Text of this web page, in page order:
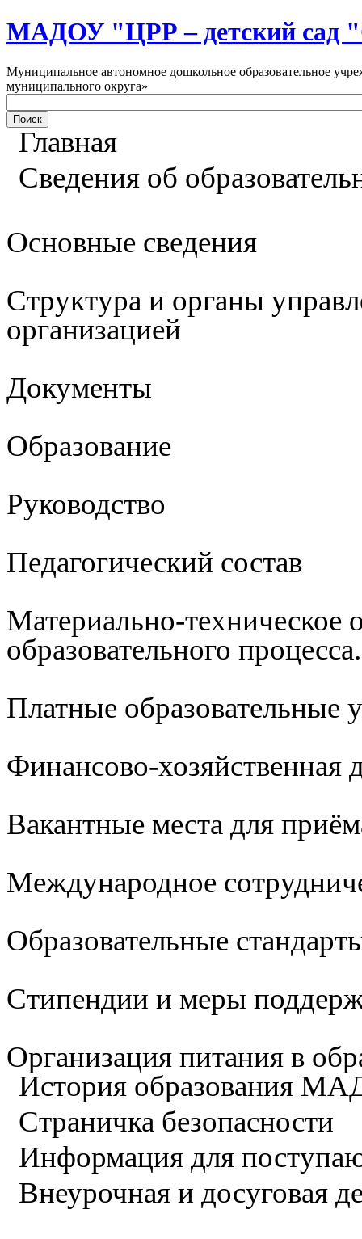
МАДОУ "ЦРР – детский
Муниципальное автономное дошкольное образовательное
муниципального округа»
Главная
Сведения об
Основные сведения
Структура и органы
организацией
Документы
Образование
Руководство
Педагогический состав
Материально-техническое
образовательного
Платные образовательные
Финансово-хозяйственная
Вакантные места для
Международное
Образовательные
Стипендии и меры
Организация питания в
История образования
Страничка безопасности
Информация для
Внеурочная и досуговая